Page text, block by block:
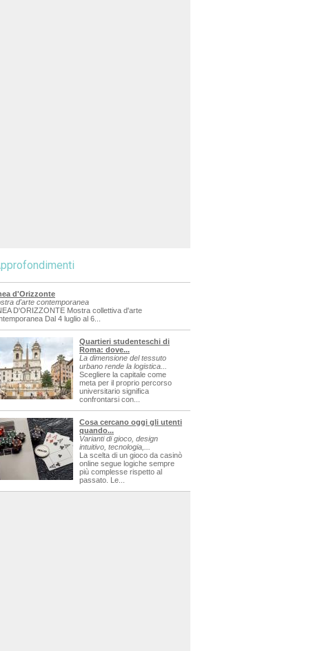
d'Orizzonte
d'arte contemporanea
D'ORIZZONTE Mostra collettiva d'arte
Dal 4 luglio al 6...
Quartieri studenteschi di
Roma: dove...
La dimensione del tessuto
urbano rende la logistica...
Scegliere la capitale come
meta per il proprio percorso
universitario significa
confrontarsi con...
Cosa cercano oggi gli utenti
quando...
Varianti di gioco, design
intuitivo, tecnologia,...
La scelta di un gioco da casinò
online segue logiche sempre
più complesse rispetto al
passato. Le...